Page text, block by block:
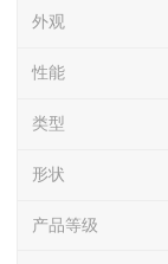
外观
性能
类型
形状
产品等级